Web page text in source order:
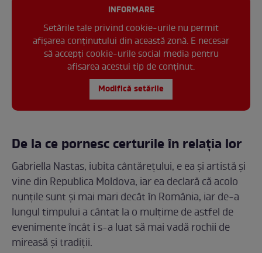
INFORMARE
Setările tale privind cookie-urile nu permit
afișarea conținutului din această zonă. E necesar
să accepți cookie-urile social media pentru
afisarea acestui tip de conținut.
Modifică setările
De la ce pornesc certurile în relația lor
Gabriella Nastas, iubita cântărețului, e ea și artistă și
vine din Republica Moldova, iar ea declară că acolo
nunțile sunt și mai mari decât în România, iar de-a
lungul timpului a cântat la o mulțime de astfel de
evenimente încât i s-a luat să mai vadă rochii de
mireasă și tradiții.